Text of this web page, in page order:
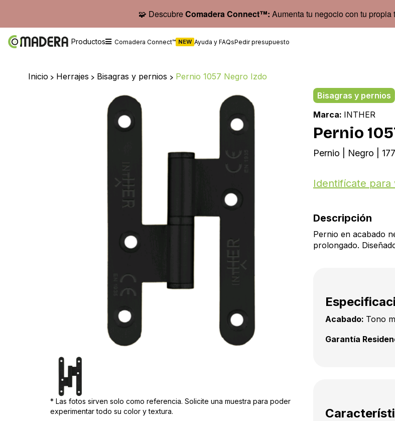
🧩 DescubreComadera Connect™: Aumenta tu negocio con tu propia
Productos Comadera Connect™ NEW Ayuda y FAQsPedir presupuesto
Inicio > Herrajes > Bisagras y pernios > Pernio 1057 Negro Izdo
* Las fotos sirven solo como referencia. Solicite una muestra para poder
experimentar todo su color y textura.
Bisagras y pernios
Marca: INTHER
Pernio
Pernio | Negro |
Identifícate para
Descripción
Pernio en acabado
prolongado.
Acabado: Tono
Garantía